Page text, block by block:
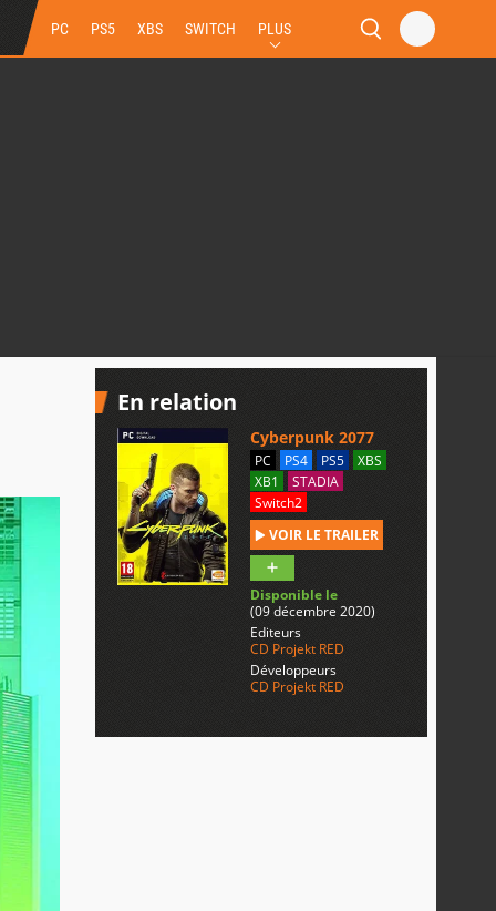
PC PS5 XBS SWITCH PLUS
En relation
Cyberpunk 2077
PC PS4 PS5
XBS
XB1
STADIA
Switch2
VOIR LE TRAILER
Disponible le
(09 décembre 2020)
Editeurs
CD Projekt RED
Développeurs
CD Projekt RED